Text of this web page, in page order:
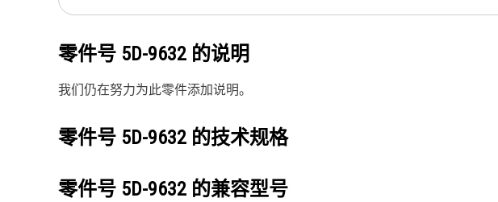
零件号 5D-9632 的说明
我们仍在努力为此零件添加说明。
零件号 5D-9632 的技术规格
零件号 5D-9632 的兼容型号